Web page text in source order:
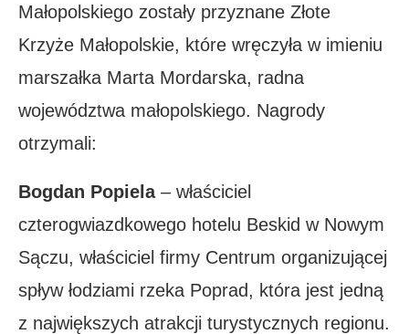
Małopolskiego zostały przyznane Złote
Krzyże Małopolskie, które wręczyła w imieniu
marszałka Marta Mordarska, radna
województwa małopolskiego. Nagrody
otrzymali:
Bogdan Popiela– właściciel
czterogwiazdkowego hotelu Beskid w Nowym
Sączu, właściciel firmy Centrum organizującej
spływ łodziami rzeka Poprad, która jest jedną
z największych atrakcji turystycznych regionu.